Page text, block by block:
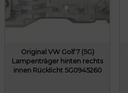
Original VW Golf 7 (5G)
Lampenträger hinten rechts
innen Rücklicht 5G0945260